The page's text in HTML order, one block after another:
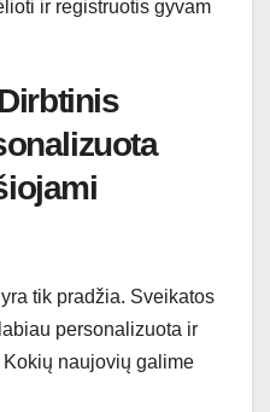
ir registruotis gyvam
tik pradžia. Sveikatos
personalizuota ir
naujovių galime